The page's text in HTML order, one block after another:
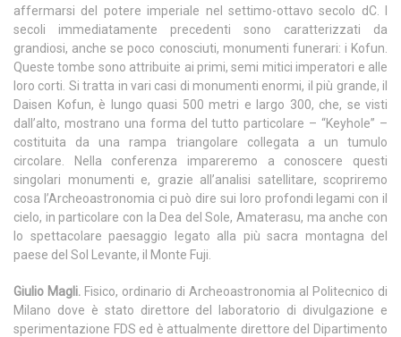
affermarsi del potere imperiale nel settimo-ottavo secolo dC. I
secoli immediatamente precedenti sono caratterizzati da
grandiosi, anche se poco conosciuti, monumenti funerari: i Kofun.
Queste tombe sono attribuite ai primi, semi mitici imperatori e alle
loro corti. Si tratta in vari casi di monumenti enormi, il più grande, il
Daisen Kofun, è lungo quasi 500 metri e largo 300, che, se visti
dall’alto, mostrano una forma del tutto particolare – “Keyhole” –
costituita da una rampa triangolare collegata a un tumulo
circolare. Nella conferenza impareremo a conoscere questi
singolari monumenti e, grazie all’analisi satellitare, scopriremo
cosa l’Archeoastronomia ci può dire sui loro profondi legami con il
cielo, in particolare con la Dea del Sole, Amaterasu, ma anche con
lo spettacolare paesaggio legato alla più sacra montagna del
paese del Sol Levante, il Monte Fuji.
Giulio Magli. Fisico, ordinario di Archeoastronomia al Politecnico di
Milano dove è stato direttore del laboratorio di divulgazione e
sperimentazione FDS ed è attualmente direttore del Dipartimento